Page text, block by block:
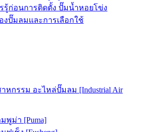
รู้ก่อนการติดตั้ง ปั๊มน้ำหอยโข่ง
งปั๊มลมและการเลือกใช้
หกรรม อะไหล่ปั๊มลม [Industrial Air
พูม่า [Puma]